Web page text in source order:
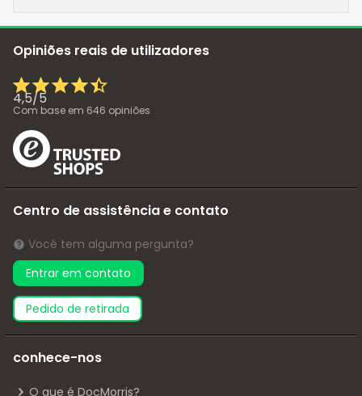
Opiniões reais de utilizadores
4,5/5
Com base em 646 opiniões
Centro de assistência e contato
Você tem alguma pergunta?
Entrar em contato
pedido de retirada
conhece-nos
O que é DocMorris?